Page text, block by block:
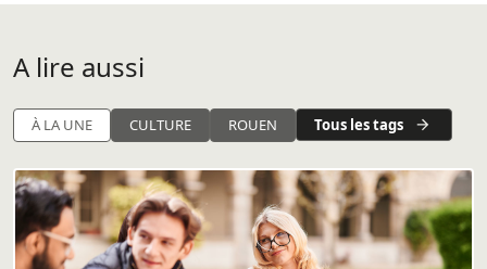
A lire aussi
À LA UNE CULTURE ROUEN Tous les tags